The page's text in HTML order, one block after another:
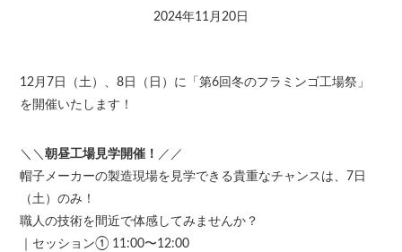
2024年11月20日
12月7日（土）、8日（日）に「第6回冬のフラミンゴ工場祭」
を開催いたします！
＼＼朝昼工場見学開催！ ／／
帽子メーカーの製造現場を見学できる貴重なチャンスは、7日
（土）のみ！
職人の技術を間近で体感してみませんか？
｜セッション① 11:00〜12:00